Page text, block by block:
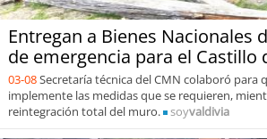
Entregan a Bienes Nacionales
de emergencia para el Castillo
03-08Secretaría técnica del CMN colaboró para
implemente las medidas que se requieren,
reintegración total del muro.
soyvaldivia